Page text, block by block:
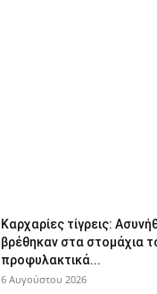
Καρχαρίες τίγρεις:
βρέθηκαν στα στομάχια
προφυλακτικά...
6 Αυγούστου 2026